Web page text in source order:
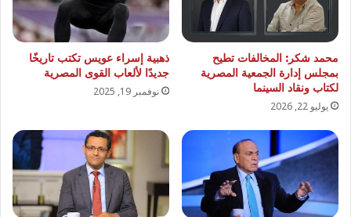
محمد شكر: المخالفات تطيح
بمجلس إدارة الجمعية المصرية
لكتاب ونقاد السينما
يوليو 22, 2026
ذهبية إسراء عويس تكتب تاريخًا
جديدًا لألعاب القوى المصرية
نوفمبر 19, 2025